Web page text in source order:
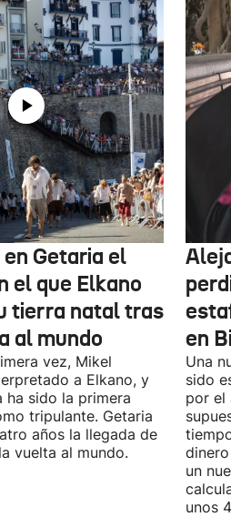
Getaria el
el que Elkano
tierra natal tras
al mundo
vez, Mikel
a Elkano, y
ha sido la primera
tripulante. Getaria
años la llegada de
vuelta al mundo.
en
Una
sido
por el
un
unos